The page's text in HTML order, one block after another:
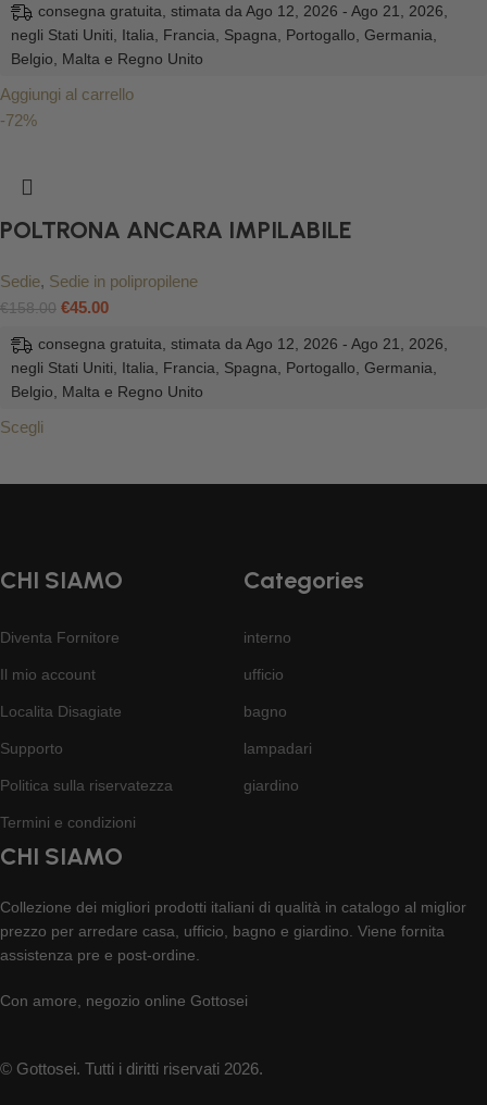
consegna gratuita, stimata da Ago 12, 2026 - Ago 21, 2026,
negli Stati Uniti, Italia, Francia, Spagna, Portogallo, Germania,
Belgio, Malta e Regno Unito
Aggiungi al carrello
-72%
POLTRONA ANCARA IMPILABILE
Sedie, Sedie in polipropilene
€158.00 €45.00
consegna gratuita, stimata da Ago 12, 2026 - Ago 21, 2026,
negli Stati Uniti, Italia, Francia, Spagna, Portogallo, Germania,
Belgio, Malta e Regno Unito
Scegli
CHI SIAMO
Diventa Fornitore
Il mio account
Localita Disagiate
Supporto
Politica sulla riservatezza
Termini e condizioni
Categories
interno
ufficio
bagno
lampadari
giardino
CHI SIAMO
Collezione dei migliori prodotti italiani di qualità in catalogo al miglior
prezzo per arredare casa, ufficio, bagno e giardino. Viene fornita
assistenza pre e post-ordine.
Con amore, negozio online Gottosei
© Gottosei. Tutti i diritti riservati 2026.